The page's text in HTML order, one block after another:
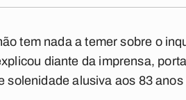
tem nada a temer sobre o
diante da imprensa,
solenidade alusiva aos 83 anos